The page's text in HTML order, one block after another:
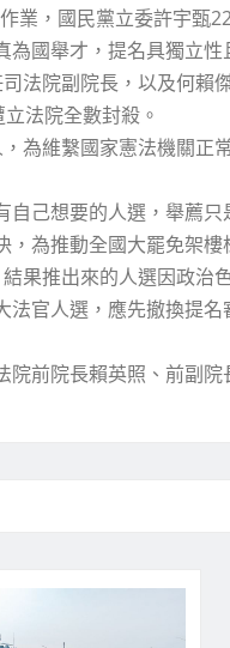
業，國民黨立委許宇甄
國舉才，提名具獨立性
法院副院長，以及何賴
法院全數封殺。
為維繫國家憲法機關正
己想要的人選，舉薦
為推動全國大罷免架樓
果推出來的人選因政治
官人選，應先撤換提名
前院長賴英照、前副